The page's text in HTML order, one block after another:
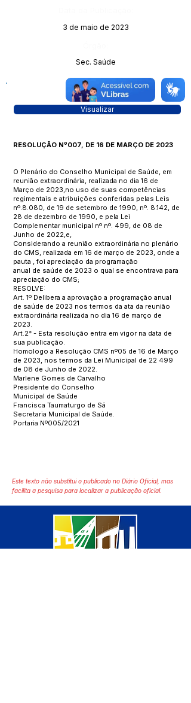
3 de maio de 2023
Sec. Saúde
Visualizar
RESOLUÇÃO Nº007, DE 16 DE MARÇO DE 2023
O Plenário do Conselho Municipal de Saúde, em
reunião extraordinária, realizada no dia 16 de
Março de 2023,no uso de suas competências
regimentais e atribuições conferidas pelas Leis
nº.8.080, de 19 de setembro de 1990, nº. 8.142, de
28 de dezembro de 1990, e pela Lei
Complementar municipal nº nº. 499, de 08 de
Junho de 2022,e,
Considerando a reunião extraordinária no plenário
do CMS, realizada em 16 de março de 2023, onde a
pauta , foi apreciação da programação
anual de saúde de 2023 o qual se encontrava para
apreciação do CMS;
RESOLVE:
Art. 1º Delibera a aprovação a programação anual
de saúde de 2023 nos termos da ata da reunião
extraordinária realizada no dia 16 de março de
2023.
Art.2° - Esta resolução entra em vigor na data de
sua publicação.
Homologo a Resolução CMS nº05 de 16 de Março
de 2023, nos termos da Lei Municipal de 22 499
de 08 de Junho de 2022.
Marlene Gomes de Carvalho
Presidente do Conselho
Municipal de Saúde
Francisca Taumaturgo de Sá
Secretaria Municipal de Saúde.
Portaria Nº005/2021
Este texto não substitui o publicado no Diário Oficial, mas
facilita a pesquisa para localizar a publicação oficial.